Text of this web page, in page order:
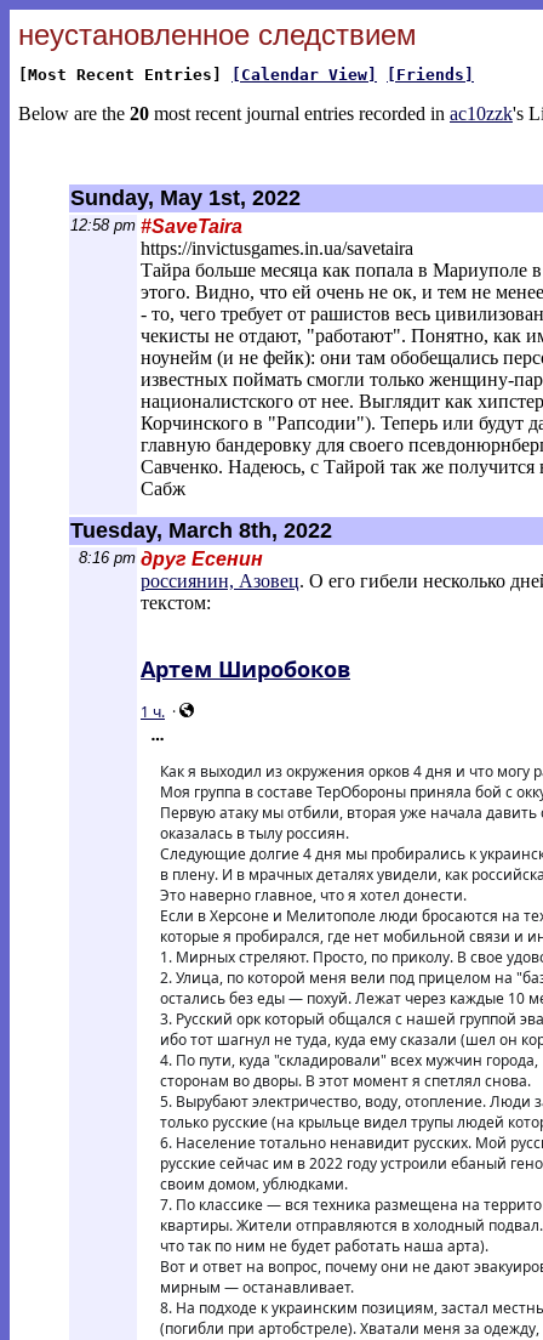
неустановленное следствием
[Most Recent Entries] [Calendar View] [Friends]
Below are the 20 most recent journal entries recorded in ac10zzk's
Sunday, May 1st, 2022
12:58 pm #SaveTaira
https://invictusgames.in.ua/savetaira
Тайра больше месяца как попала в Мариуполе
этого. Видно, что ей очень не ок, и тем не
- то, чего требует от рашистов весь
чекисты не отдают, "работают". Понятно, как
ноунейм (и не фейк): они там обобещались
известных поймать смогли только женщину-
националистского от нее. Выглядит как
Корчинского в "Рапсодии"). Теперь или будут
главную бандеровку для своего
Савченко. Надеюсь, с Тайрой так же
Сабж
Tuesday, March 8th, 2022
8:16 pm друг Есенин
россиянин, Азовец. О его гибели несколько
текстом:
Артем Широбоков
1 ч. ·
Как я выходил из окружения орков 4 дня и что могу
Моя группа в составе ТерОбороны приняла бой с
Первую атаку мы отбили, вторая уже начала
оказалась в тылу россиян.
Следующие долгие 4 дня мы пробирались к
в плену. И в мрачных деталях увидели, как
Это наверно главное, что я хотел донести.
Если в Херсоне и Мелитополе люди бросаются на
которые я пробирался, где нет мобильной связи и
1. Мирных стреляют. Просто, по приколу. В свое
2. Улица, по которой меня вели под прицелом на
остались без еды — похуй. Лежат через каждые 10
3. Русский орк который общался с нашей группой
ибо тот шагнул не туда, куда ему сказали (шел он
4. По пути, куда "складировали" всех мужчин
сторонам во дворы. В этот момент я спетлял снова.
5. Вырубают электричество, воду, отопление.
только русские (на крыльце видел трупы людей
6. Население тотально ненавидит русских. Мой
русские сейчас им в 2022 году устроили ебаный
своим домом, ублюдками.
7. По классике — вся техника размещена на
квартиры. Жители отправляются в холодный
что так по ним не будет работать наша арта).
Вот и ответ на вопрос, почему они не дают
мирным — останавливает.
8. На подходе к украинским позициям, застал
(погибли при артобстреле). Хватали меня за